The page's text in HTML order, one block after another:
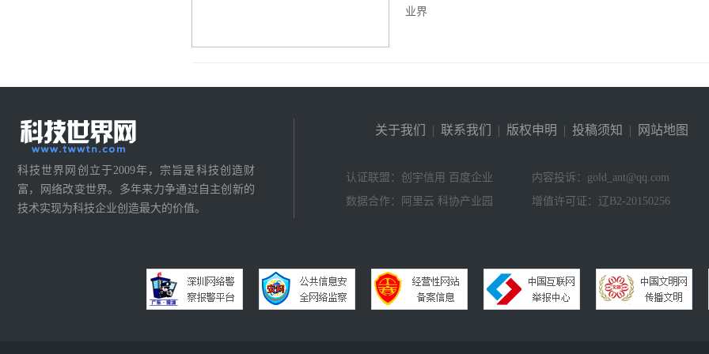
业界
科技世界网创立于2009年，宗旨是科技创造财
富，网络改变世界。多年来力争通过自主创新的
技术实现为科技企业创造最大的价值。
关于我们 | 联系我们 | 版权申明 | 投稿须知 | 网站地图
认证联盟：创宇信用 百度企业
内容投诉：gold_ant@qq.com
数据合作：阿里云 科协产业园
增值许可证：辽B2-20150256